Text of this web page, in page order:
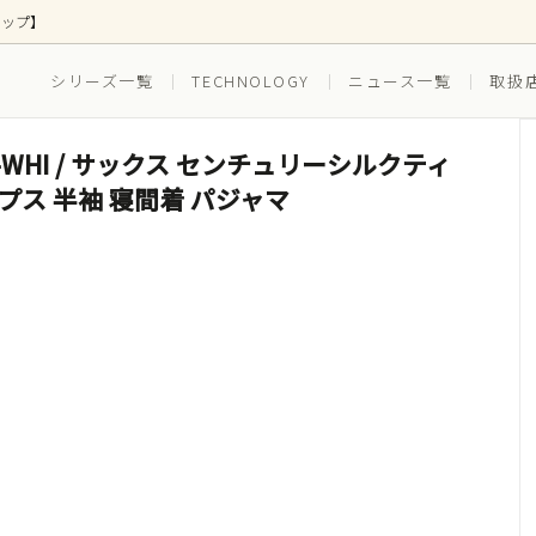
プ】
シリーズ一覧 TECHNOLOGY ニュース一覧 取扱
ボトムス
別 EVERYDAY(普段穿き)
/ サックス センチュリーシルクティ
ス 半袖 寝間着 パジャマ